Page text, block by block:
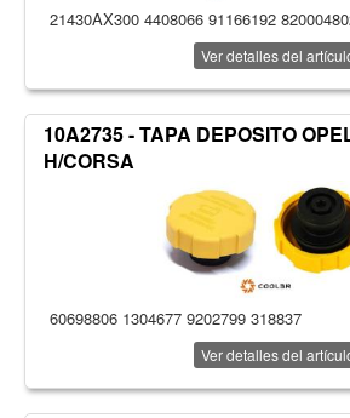
21430AX300 4408066 91166192
Ver detalles del
10A2735 - TAPA DEPOSITO
H/CORSA
60698806 1304677 9202799 318837
Ver detalles del